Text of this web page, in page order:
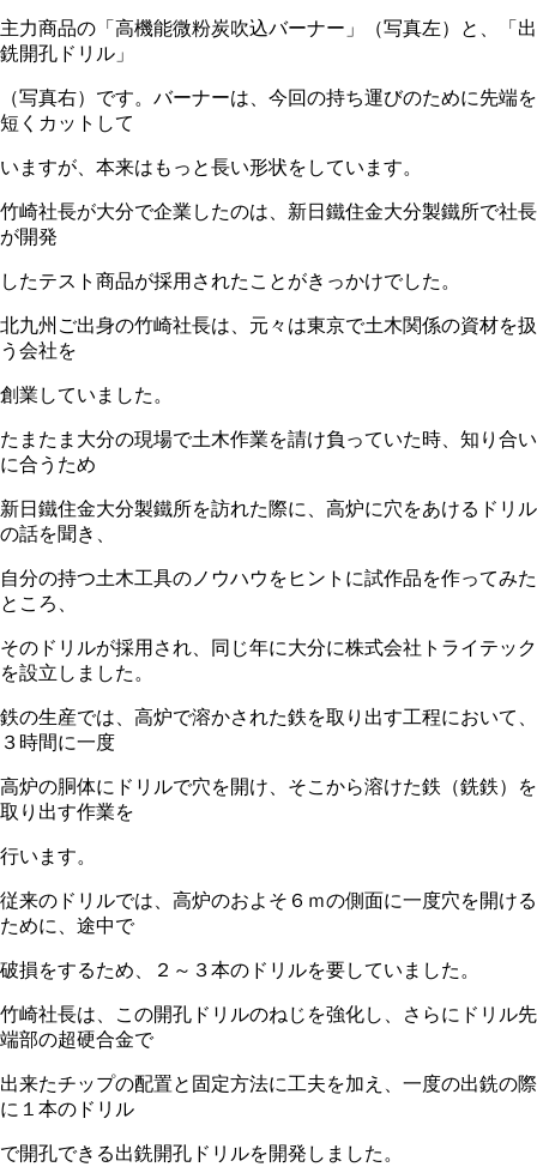
主力商品の「高機能微粉炭吹込バーナー」（写真左）と、「出
銑開孔ドリル」
（写真右）です。バーナーは、今回の持ち運びのために先端を
短くカットして
いますが、本来はもっと長い形状をしています。
竹崎社長が大分で企業したのは、新日鐵住金大分製鐵所で社長
が開発
したテスト商品が採用されたことがきっかけでした。
北九州ご出身の竹崎社長は、元々は東京で土木関係の資材を扱
う会社を
創業していました。
たまたま大分の現場で土木作業を請け負っていた時、知り合い
に合うため
新日鐵住金大分製鐵所を訪れた際に、高炉に穴をあけるドリル
の話を聞き、
自分の持つ土木工具のノウハウをヒントに試作品を作ってみた
ところ、
そのドリルが採用され、同じ年に大分に株式会社トライテック
を設立しました。
鉄の生産では、高炉で溶かされた鉄を取り出す工程において、
３時間に一度
高炉の胴体にドリルで穴を開け、そこから溶けた鉄（銑鉄）を
取り出す作業を
行います。
従来のドリルでは、高炉のおよそ６ｍの側面に一度穴を開ける
ために、途中で
破損をするため、２～３本のドリルを要していました。
竹崎社長は、この開孔ドリルのねじを強化し、さらにドリル先
端部の超硬合金で
出来たチップの配置と固定方法に工夫を加え、一度の出銑の際
に１本のドリル
で開孔できる出銑開孔ドリルを開発しました。